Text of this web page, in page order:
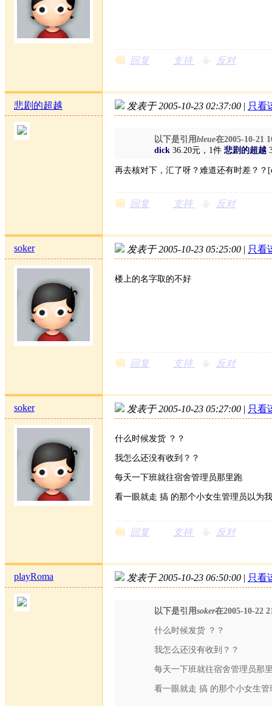
回复 支持 反对
悲剧的超越 发表于 2005-10-23 02:37:00 | 只看
以下是引用bleue在2005-10-21
dick 36.20元，1件 悲剧的超越
再去核对下，汇了呀？难道还有时差？？
回复 支持 反对
soker 发表于 2005-10-23 05:25:00 | 只看
楼上的名字取的不好
回复 支持 反对
soker 发表于 2005-10-23 05:27:00 | 只看
什么时候发货 ？？
我怎么还没有收到？？
每天一下班就往宿舍管理员那里跑
看一眼就走 搞 的那个小女生管理员以
回复 支持 反对
playRoma 发表于 2005-10-23 06:50:00 | 只看
以下是引用soker在2005-10-22
什么时候发货 ？？
我怎么还没有收到？？
每天一下班就往宿舍管理员那
看一眼就走 搞 的那个小女